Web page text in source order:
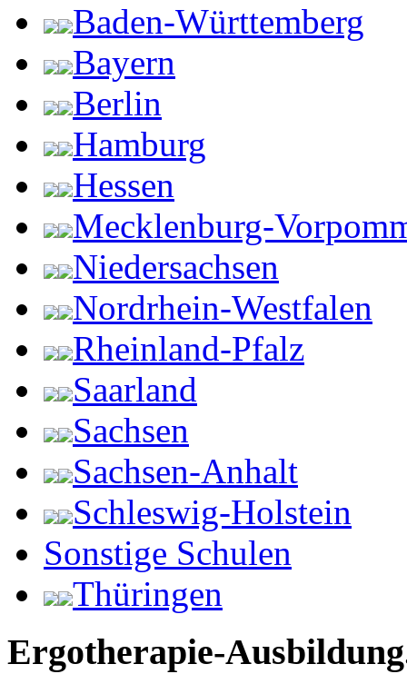
Baden-Württemberg
Bayern
Berlin
Hamburg
Hessen
Mecklenburg-
Niedersachsen
Nordrhein-Westfalen
Rheinland-Pfalz
Saarland
Sachsen
Sachsen-Anhalt
Schleswig-Holstein
Sonstige Schulen
Thüringen
Ergotherapie-